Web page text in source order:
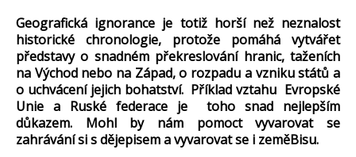
Geografická ignorance je totiž horší než neznalost
historické chronologie, protože pomáhá vytvářet
představy o snadném překreslování hranic, taženích
na Východ nebo na Západ, o rozpadu a vzniku států a
o uchvácení jejich bohatství. Příklad vztahu Evropské
Unie a Ruské federace je toho snad nejlepším
důkazem. Mohl by nám pomoct vyvarovat se
zahrávání si s dějepisem a vyvarovat se i zeměBisu.